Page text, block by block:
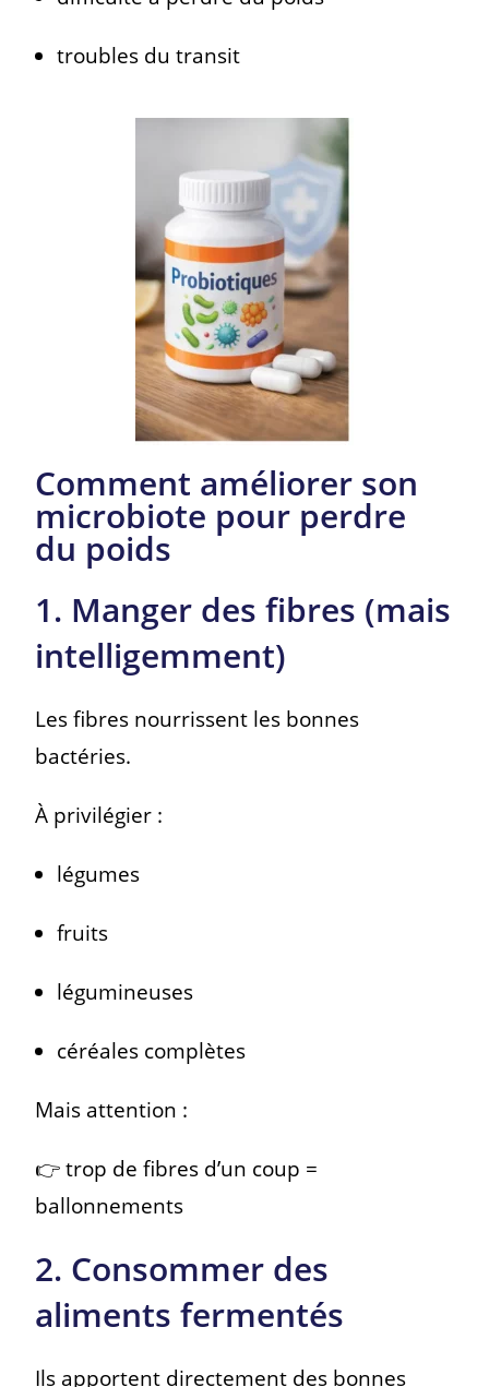
troubles du transit
Comment améliorer son
microbiote pour perdre
du poids
1. Manger des fibres (mais
intelligemment)
Les fibres nourrissent les bonnes
bactéries.
À privilégier :
légumes
fruits
légumineuses
céréales complètes
Mais attention :
👉 trop de fibres d’un coup =
ballonnements
2. Consommer des
aliments fermentés
Ils apportent directement des bonnes